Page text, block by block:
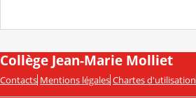
Collège Jean-Marie Molliet
Contacts Mentions légales Chartes d'utilisation